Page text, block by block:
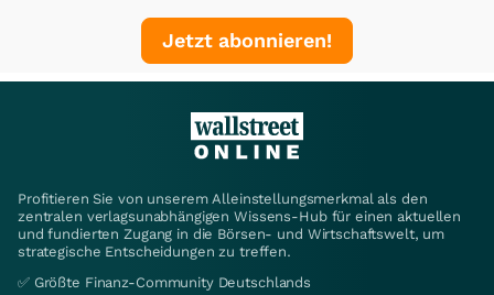
Jetzt abonnieren!
Profitieren Sie von unserem Alleinstellungsmerkmal als den
zentralen verlagsunabhängigen Wissens-Hub für einen aktuellen
und fundierten Zugang in die Börsen- und Wirtschaftswelt, um
strategische Entscheidungen zu treffen.
✅ Größte Finanz-Community Deutschlands